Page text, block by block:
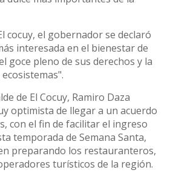
cocuy, el gobernador se declaró
interesada en el bienestar de
goce pleno de sus derechos y la
de El Cocuy, Ramiro Daza
optimista de llegar a un acuerdo
con el fin de facilitar el ingreso
temporada de Semana Santa,
preparando los restauranteros,
turísticos de la región.